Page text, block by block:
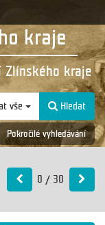
kraje
kraje
vše Hledat
Pokročilé vyhledávání
0 / 30